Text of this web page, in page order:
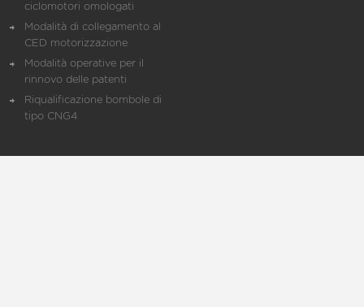
ciclomotori omologati
Modalità di collegamento al
CED motorizzazione
Modalità operative per il
rinnovo delle patenti
Riqualificazione bombole di
tipo CNG4